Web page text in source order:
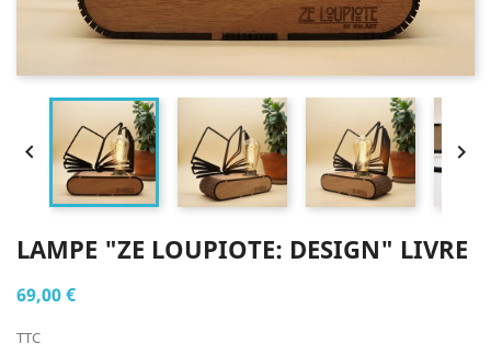
 
LAMPE "ZE LOUPIOTE: DESIGN" LIVRE
69,00 €
TTC